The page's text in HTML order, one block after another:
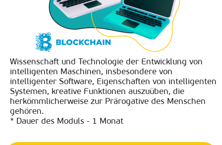
Wissenschaft und Technologie der Entwicklung von
intelligenten Maschinen, insbesondere von
intelligenter Software, Eigenschaften von intelligenten
Systemen, kreative Funktionen auszuüben, die
herkömmlicherweise zur Prärogative des Menschen
gehören.
* Dauer des Moduls - 1 Monat